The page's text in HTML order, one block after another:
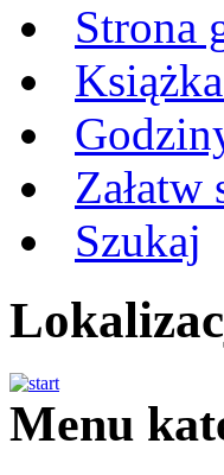
Strona
Załatw
Szukaj
Menu